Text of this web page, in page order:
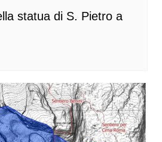
statua di S. Pietro a